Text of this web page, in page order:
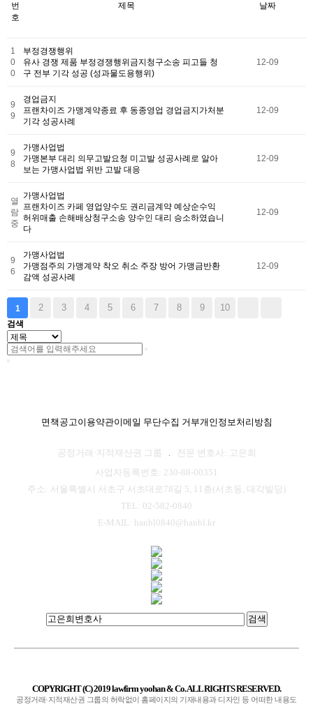
번
호
제목 날짜
1
0
0
부정경쟁행위
유사 경쟁 제품 부정경쟁행위금지청구소송 피고들 청
구 전부 기각 성공 (성과물도용행위)
12-09
9
9
경업금지
프랜차이즈 가맹계약종료 후 동종영업 경업금지가처분
기각 성공사례
12-09
9
8
가맹사업법
가맹본부 대리 의무고발요청 미고발 성공사례로 알아
보는 가맹사업법 위반 고발 대응
12-09
열
람
중
가맹사업법
프랜차이즈 카페 영업양수도 권리금계약 예상순수익
허위매출 손해배상청구소송 양수인 대리 승소하였습니
다
12-09
9
6
가맹사업법
가맹점주의 가맹계약 착오 취소 주장 방어 가맹금반환
감액 성공사례
12-09
1 2 3 4 5 6 7 8 9 10
검색
면책공고이용약관이메일 무단수집 거부개인정보처리방침
공정거래·지적재산권 그룹
전문 변호사: 고은희
사업자등록번호: 230-88-00351
주소: 서울특별시 서초구 서초대로78길 5, 11층(서초동, 대각빌딩)
TEL: 02-582-0840
E-MAIL: hanbl0840@hanbl.kr
검색
COPYRIGHT (C) 2019 lawfirm yoohan & Co. ALL RIGHTS RESERVED.
공정거래·지적재산권 그룹의 허락없이 홈페이지의 기재내용과 디자인 등 어떠한 내용도